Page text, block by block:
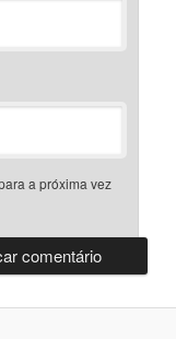
a próxima vez